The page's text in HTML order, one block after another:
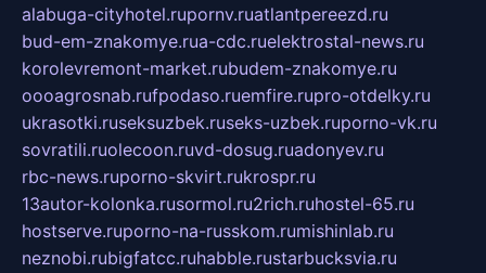
alabuga-cityhotel.rupornv.ruatlantpereezd.ru
bud-em-znakomye.rua-cdc.ruelektrostal-news.ru
korolevremont-market.rubudem-znakomye.ru
oooagrosnab.rufpodaso.ruemfire.rupro-otdelky.ru
ukrasotki.ruseksuzbek.ruseks-uzbek.ruporno-vk.ru
sovratili.ruolecoon.ruvd-dosug.ruadonyev.ru
rbc-news.ruporno-skvirt.rukrospr.ru
13autor-kolonka.rusormol.ru2rich.ruhostel-65.ru
hostserve.ruporno-na-russkom.rumishinlab.ru
neznobi.rubigfatcc.ruhabble.rustarbucksvia.ru